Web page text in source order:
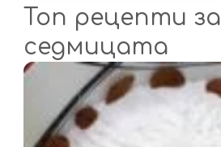
Топ рецепти за
седмицата